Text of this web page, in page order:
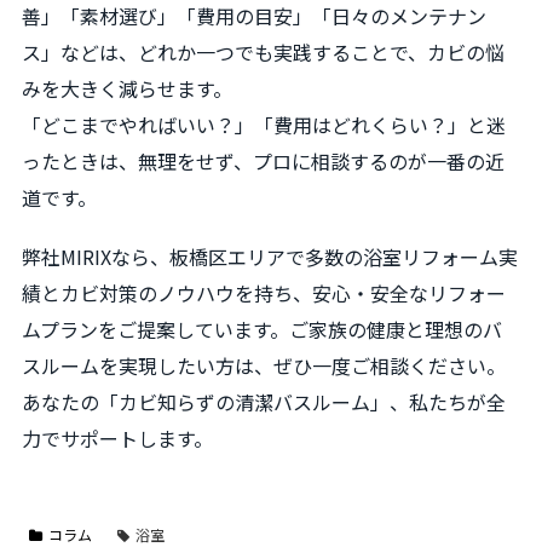
善」「素材選び」「費用の目安」「日々のメンテナン
ス」などは、どれか一つでも実践することで、カビの悩
みを大きく減らせます。
「どこまでやればいい？」「費用はどれくらい？」と迷
ったときは、無理をせず、プロに相談するのが一番の近
道です。
弊社MIRIXなら、板橋区エリアで多数の浴室リフォーム実
績とカビ対策のノウハウを持ち、安心・安全なリフォー
ムプランをご提案しています。ご家族の健康と理想のバ
スルームを実現したい方は、ぜひ一度ご相談ください。
あなたの「カビ知らずの清潔バスルーム」、私たちが全
力でサポートします。
コラム 浴室